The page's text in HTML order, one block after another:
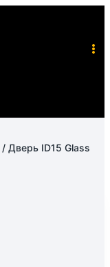
/ Дверь ID15 Glass